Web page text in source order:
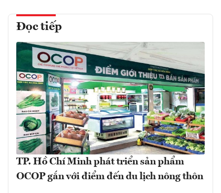
Đọc tiếp
TP. Hồ Chí Minh phát triển sản phẩm
OCOP gắn với điểm đến du lịch nông thôn